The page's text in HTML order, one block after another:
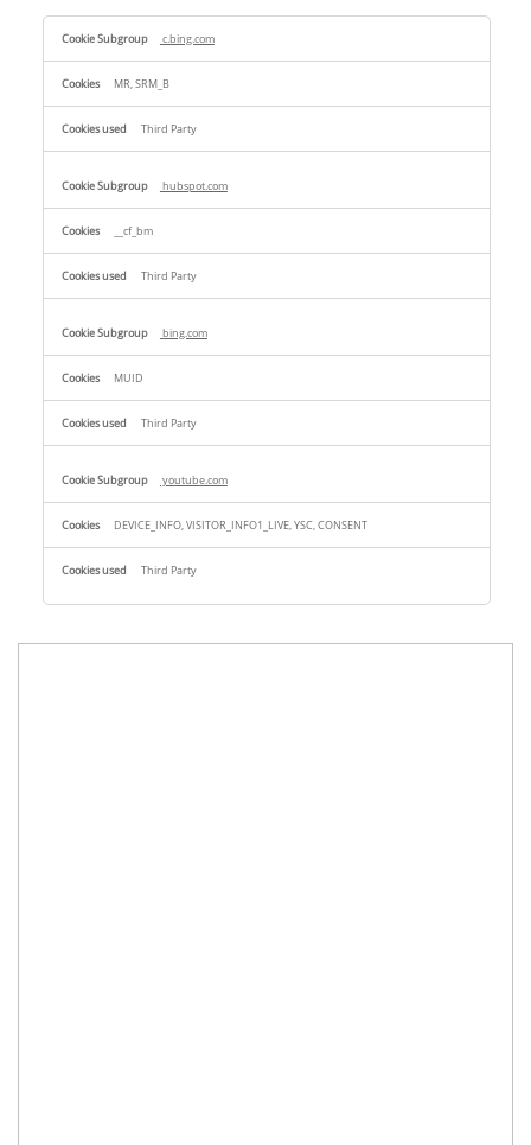
Targeting
Cookies
c.bing.com
MR, SRM_B
Third Party
hubspot.com
__cf_bm
Third Party
bing.com
MUID
Third Party
youtube.com
DEVICE_INFO, VISITOR_INFO1_LIVE, YSC, CONSENT
Third Party